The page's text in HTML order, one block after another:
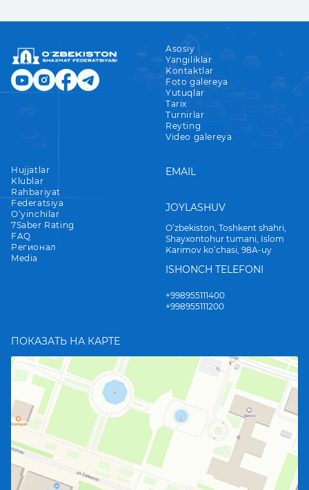
Asosiy
Yangiliklar
Kontaktlar
Foto galereya
Yutuqlar
Tarix
Turnirlar
Reyting
Video galereya
Hujjatlar
Klublar
Rahbariyat
Federatsiya
O‘yinchilar
7Saber Rating
FAQ
Регионал
Media
EMAIL
JOYLASHUV
O‘zbekiston, Toshkent shahri,
Shayxontohur tumani, Islom
Karimov ko‘chasi, 98A-uy
ISHONCH TELEFONI
+998955111400
+998955111200
ПОКАЗАТЬ НА КАРТЕ